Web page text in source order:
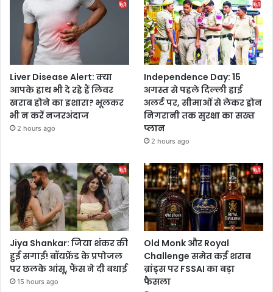
Liver Disease Alert: क्या
आपके हाथ भी दे रहे हैं लिवर
खराब होने का इशारा? भूलकर
भी न करें नजरअंदाज
2 hours ago
Independence Day: 15
अगस्त से पहले दिल्ली हाई
अलर्ट पर, सीमाओं से लेकर ड्रोन
निगरानी तक सुरक्षा का सख्त
प्लान
2 hours ago
Jiya Shankar: जिया शंकर की
हुई सगाई! बॉयफ्रेंड के प्रपोजल
पर छलके आंसू, फैंस ने दी बधाई
15 hours ago
Old Monk और Royal
Challenge समेत कई शराब
ब्रांड्स पर FSSAI का बड़ा
फैसला